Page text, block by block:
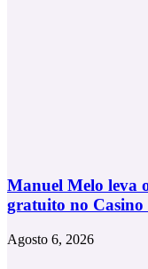
Manuel Melo leva
gratuito no Casino
Agosto 6, 2026